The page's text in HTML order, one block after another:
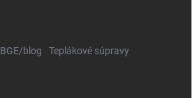
BGE/blog Teplákové súpravy